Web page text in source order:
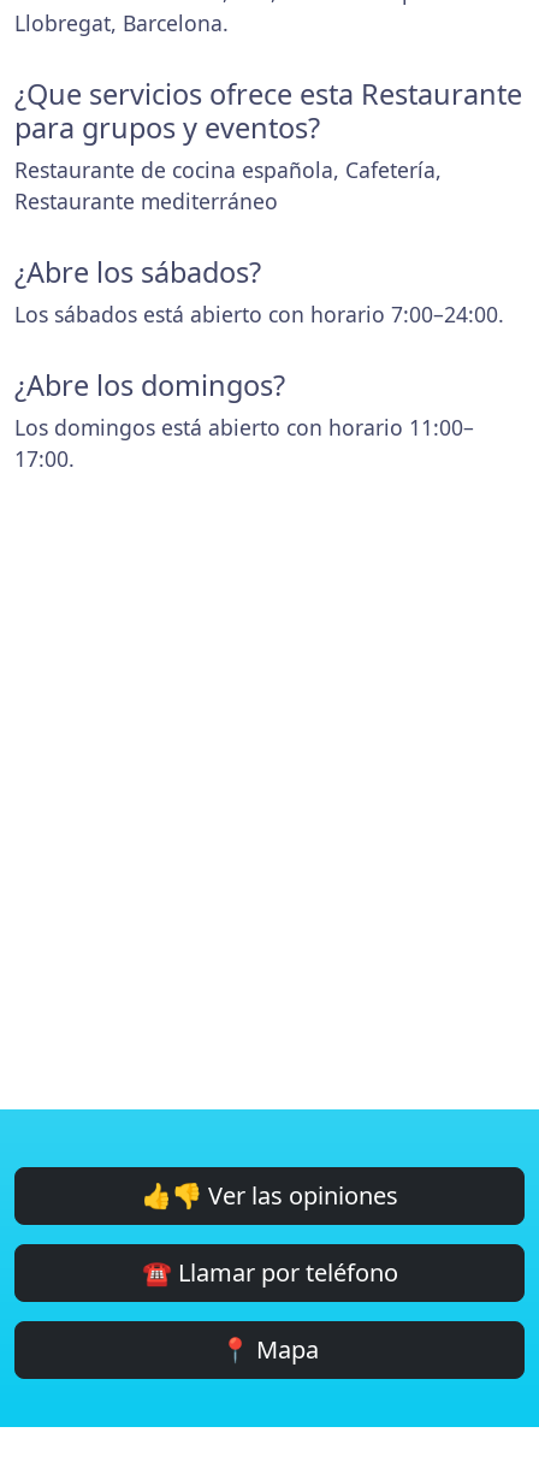
Llobregat, Barcelona.
¿Que servicios ofrece esta Restaurante
para grupos y eventos?
Restaurante de cocina española, Cafetería,
Restaurante mediterráneo
¿Abre los sábados?
Los sábados está abierto con horario 7:00–24:00.
¿Abre los domingos?
Los domingos está abierto con horario 11:00–
17:00.
👍👎 Ver las opiniones
☎️ Llamar por teléfono
📍 Mapa